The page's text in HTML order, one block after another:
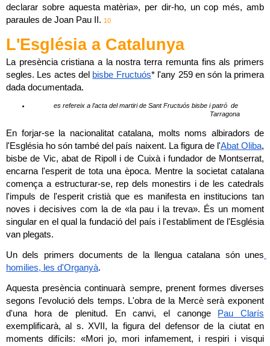
declarar sobre aquesta matèria», per dir-ho, un cop més, amb
paraules de Joan Pau II. 10
L'Església a Catalunya
La presència cristiana a la nostra terra remunta fins als primers
segles. Les actes del bisbe Fructuós* l'any 259 en són la primera
dada documentada.
es refereix a l’acta del martiri de Sant Fructuós bisbe i patró  de
Tarragona
En forjar-se la nacionalitat catalana, molts noms albiradors de
l'Església ho són també del país naixent. La figura de l'Abat Oliba,
bisbe de Vic, abat de Ripoll i de Cuixà i fundador de Montserrat,
encarna l'esperit de tota una època. Mentre la societat catalana
comença a estructurar-se, rep dels monestirs i de les catedrals
l'impuls de l'esperit cristià que es manifesta en institucions tan
noves i decisives com la de «la pau i la treva». És un moment
singular en el qual la fundació del país i l'establiment de l'Església
van plegats.
Un dels primers documents de la llengua catalana són unes
homilies, les d'Organyà.
Aquesta presència continuarà sempre, prenent formes diverses
segons l'evolució dels temps. L'obra de la Mercè serà exponent
d'una hora de plenitud. En canvi, el canonge
Pau Clarís
exemplificarà, al s. XVII, la figura del defensor de la ciutat en
moments difícils: «Mori jo, mori infamement, i respiri i visqui